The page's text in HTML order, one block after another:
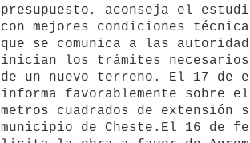
presupuesto, aconseja el
con mejores condiciones
que se comunica a las
inician los trámites
de un nuevo terreno. El 17 de
informa favorablemente sobre
metros cuadrados de extensión
municipio de Cheste.El 16 de